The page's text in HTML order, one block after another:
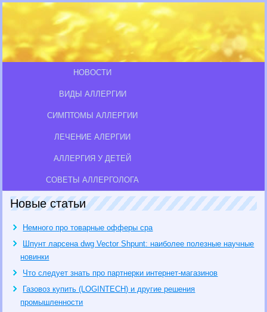
НОВОСТИ
ВИДЫ АЛЛЕРГИИ
СИМПТОМЫ АЛЛЕРГИИ
ЛЕЧЕНИЕ АЛЕРГИИ
АЛЛЕРГИЯ У ДЕТЕЙ
СОВЕТЫ АЛЛЕРГОЛОГА
Новые статьи
Немного про товарные офферы cpa
Шпунт ларсена dwg Vector Shpunt: наиболее полезные научные
новинки
Что следует знать про партнерки интернет-магазинов
Газовоз купить (LOGINTECH) и другие решения
промышленности